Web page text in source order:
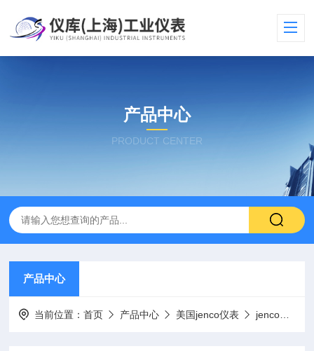
产品中心
PRODUCT CENTER
产品中心
当前位置：首页 产品中心 美国jenco仪表 jenco溶氧仪